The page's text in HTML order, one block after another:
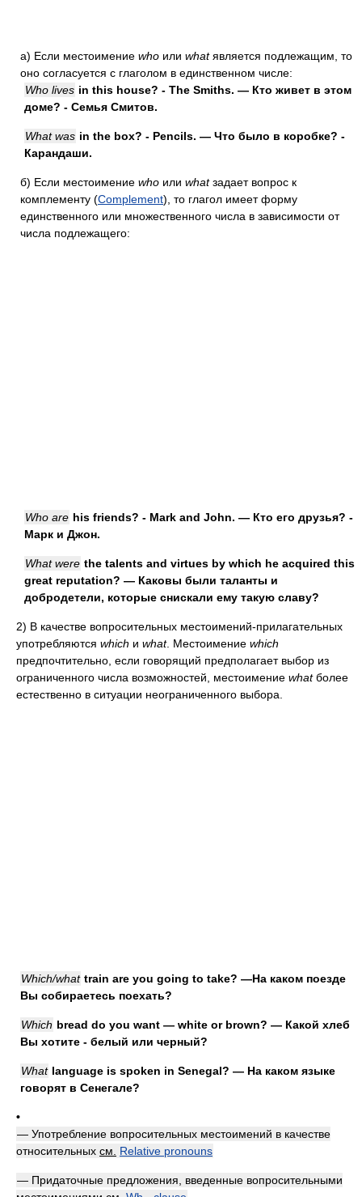
а) Если местоимение who или whatявляется подлежащим, то
оно согласуется с глаголом в единственном числе:
Who lives in this house? - The Smiths. — Кто живет в этом
доме? - Семья Смитов.
What was in the box? - Pencils. — Что было в коробке? -
Карандаши.
б) Если местоимение who или whatзадает вопрос к
комплементу (Complement), то глагол имеет форму
единственного или множественного числа в зависимости от
числа подлежащего:
Who are his friends? - Mark and John. — Кто его друзья? -
Марк и Джон.
What were the talents and virtues by which he acquired this
great reputation? — Каковы были таланты и
добродетели, которые снискали ему такую славу?
2) В качестве вопросительных местоимений-прилагательных
употребляются which и what. Местоимение which
предпочтительно, если говорящий предполагает выбор из
ограниченного числа возможностей, местоимение whatболее
естественно в ситуации неограниченного выбора.
Which/what train are you going to take? —На каком поезде
Вы собираетесь поехать?
Which bread do you want — white or brown? — Какой хлеб
Вы хотите - белый или черный?
What language is spoken in Senegal? — На каком языке
говорят в Сенегале?
•
— Употребление вопросительных местоимений в качестве
относительных см. Relative pronouns
— Придаточные предложения, введенные вопросительными